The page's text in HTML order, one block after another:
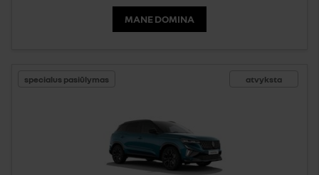
MANE DOMINA
atvyksta
specialus pasiūlymas